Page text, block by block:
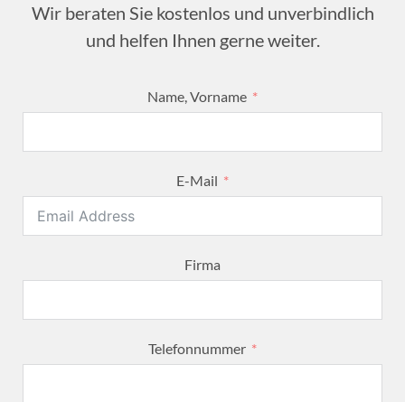
Wir beraten Sie kostenlos und unverbindlich
und helfen Ihnen gerne weiter.
Name, Vorname
E-Mail
Firma
Telefonnummer